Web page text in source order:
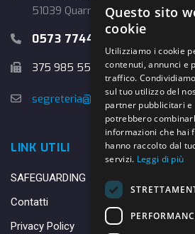
51039 Quarrata (PT)
0573 774457
375 985 5526
segreteria@danybasket.it
LINK UTILI
SAFEGUARDING
Contatti
Privacy Policy
Questo sito
cookie
Utilizziamo i cookie
contenuti, annunci e
traffico.
sul tuo utilizzo del
partner pubblicitari e
potrebbero
informazioni che hai
hanno raccolto dal
servizi. Leggi di più